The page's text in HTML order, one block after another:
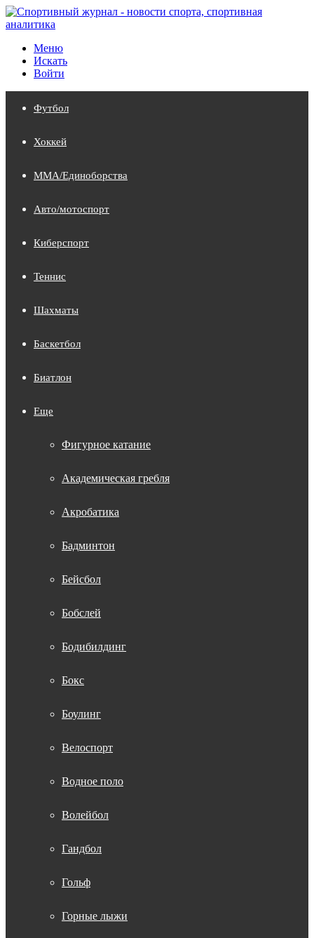
Меню
Искать
Войти
Футбол
Хоккей
MMA/Единоборства
Авто/мотоспорт
Киберспорт
Теннис
Шахматы
Баскетбол
Биатлон
Еще
Фигурное катание
Академическая гребля
Акробатика
Бадминтон
Бейсбол
Бобслей
Бодибилдинг
Бокс
Боулинг
Велоспорт
Водное поло
Волейбол
Гандбол
Гольф
Горные лыжи